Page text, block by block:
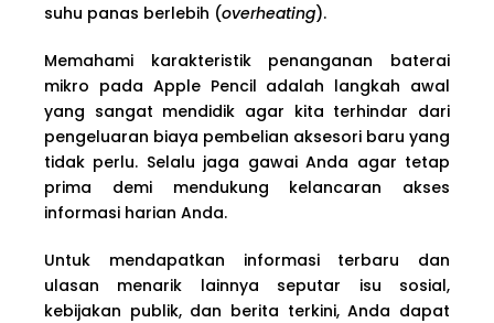
suhu panas berlebih (overheating).
Memahami karakteristik penanganan baterai
mikro pada Apple Pencil adalah langkah awal
yang sangat mendidik agar kita terhindar dari
pengeluaran biaya pembelian aksesori baru yang
tidak perlu. Selalu jaga gawai Anda agar tetap
prima demi mendukung kelancaran akses
informasi harian Anda.
Untuk mendapatkan informasi terbaru dan
ulasan menarik lainnya seputar isu sosial,
kebijakan publik, dan berita terkini, Anda dapat